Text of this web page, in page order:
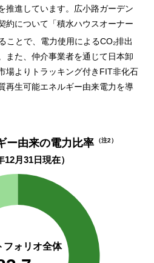
推進しています。広小路ガーデン
約について「積水ハウスオーナー
ことで、電力使用によるCO₂排出
また、仲介事業者を通じて日本卸
場よりトラッキング付きFIT非化石
再生可能エネルギー由来電力を導
ー由来の電力比率 （注2）
12月31日現在）
フォリオ全体